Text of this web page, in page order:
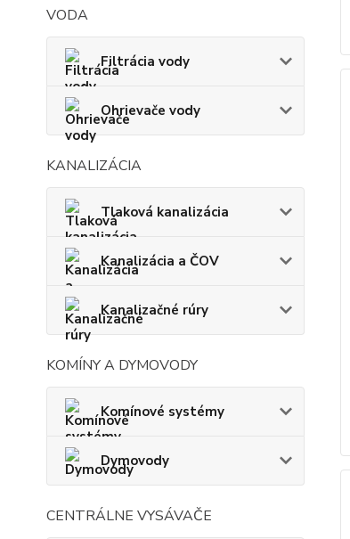
VODA
Filtrácia vody
Ohrievače vody
KANALIZÁCIA
Tlaková kanalizácia
Kanalizácia a ČOV
Kanalizačné rúry
KOMÍNY A DYMOVODY
Komínové systémy
Dymovody
CENTRÁLNE VYSÁVAČE